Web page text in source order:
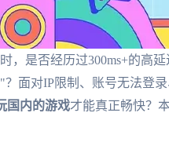
，是否经历过300ms+的高
面对IP限制、账号无法登
国内的游戏才能真正畅快？